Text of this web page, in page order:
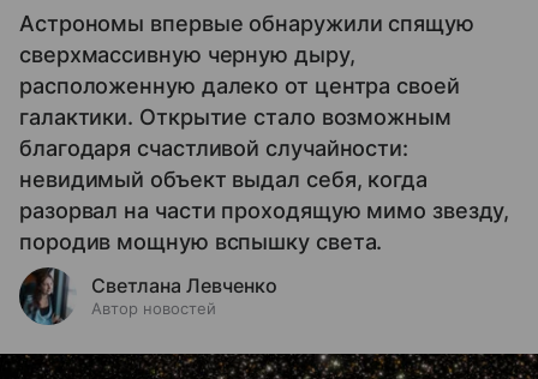
Астрономы впервые обнаружили спящую
сверхмассивную черную дыру,
расположенную далеко от центра своей
галактики. Открытие стало возможным
благодаря счастливой случайности:
невидимый объект выдал себя, когда
разорвал на части проходящую мимо звезду,
породив мощную вспышку света.
Светлана Левченко
Автор новостей